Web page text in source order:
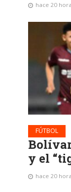
hace 20
FÚTBOL
y el
hace 20